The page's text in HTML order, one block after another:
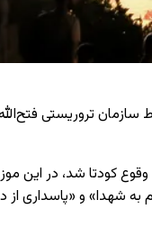
سازمان تروریستی
کودتا شد، در این
به شهدا» و «پاسداری از